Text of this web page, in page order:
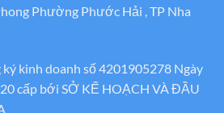
Phường Phước Hải , TP Nha
kinh doanh số 4201905278 Ngày
cấp bới SỞ KẾ HOẠCH VÀ ĐẦU